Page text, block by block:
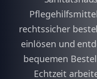
rechtssicher
einlösen und
bequemen
Echtzeit